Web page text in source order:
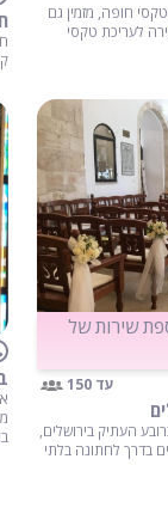
חופה, מזמין גם
לעריכת טקסי
שירות של
עד 150
העתיק בירושלים,
בדרך לחתונה בלתי